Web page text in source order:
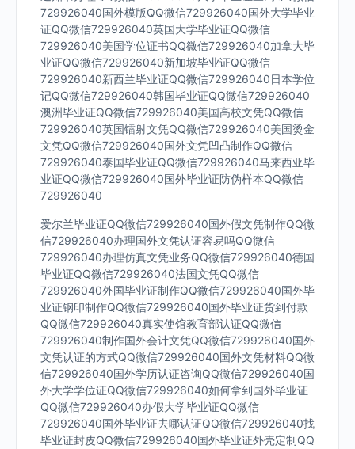
729926040国外模版QQ微信729926040国外大学毕业
证QQ微信729926040英国大学毕业证QQ微信
729926040美国学位证书QQ微信729926040加拿大毕
业证QQ微信729926040新加坡毕业证QQ微信
729926040新西兰毕业证QQ微信729926040日本学位
记QQ微信729926040韩国毕业证QQ微信729926040
澳洲毕业证QQ微信729926040美国高校文凭QQ微信
729926040英国镭射文凭QQ微信729926040美国烫金
文凭QQ微信729926040国外文凭凹凸制作QQ微信
729926040泰国毕业证QQ微信729926040马来西亚毕
业证QQ微信729926040国外毕业证防伪样本QQ微信
729926040
爱尔兰毕业证QQ微信729926040国外假文凭制作QQ微
信729926040办理国外文凭认证容易吗QQ微信
729926040办理仿真文凭业务QQ微信729926040德国
毕业证QQ微信729926040法国文凭QQ微信
729926040外国毕业证制作QQ微信729926040国外毕
业证钢印制作QQ微信729926040国外毕业证货到付款
QQ微信729926040真实使馆教育部认证QQ微信
729926040制作国外会计文凭QQ微信729926040国外
文凭认证的方式QQ微信729926040国外文凭材料QQ微
信729926040国外学历认证咨询QQ微信729926040国
外大学学位证QQ微信729926040如何拿到国外毕业证
QQ微信729926040办假大学毕业证QQ微信
729926040国外毕业证去哪认证QQ微信729926040找
毕业证封皮QQ微信729926040国外毕业证外壳定制QQ